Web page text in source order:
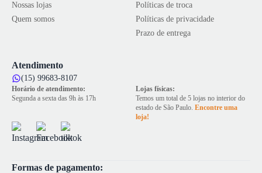
Nossas lojas
Quem somos
Políticas de troca
Políticas de privacidade
Prazo de entrega
Atendimento
(15) 99683-8107
Horário de atendimento:
Segunda a sexta das 9h às 17h
Lojas físicas:
Temos um total de 5 lojas no interior do
estado de São Paulo. Encontre uma
loja!
Formas de pagamento: